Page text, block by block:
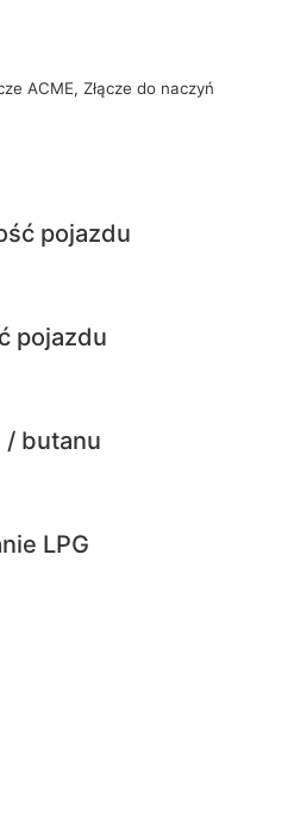
ACME, Złącze do naczyń
pojazdu
pojazdu
/ butanu
LPG